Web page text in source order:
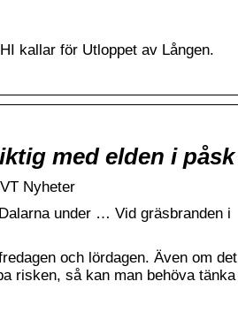
kallar för Utloppet av Lången.
med elden i påsk
Nyheter
under … Vid gräsbranden i
och lördagen. Även om det
risken, så kan man behöva tänka